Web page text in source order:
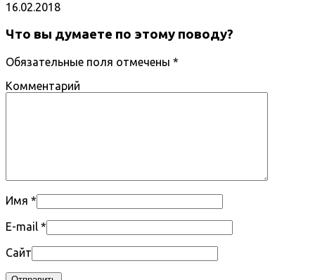
16.02.2018
Что вы думаете по этому поводу?
Обязательные поля отмечены *
Комментарий
Имя *
E-mail *
Сайт